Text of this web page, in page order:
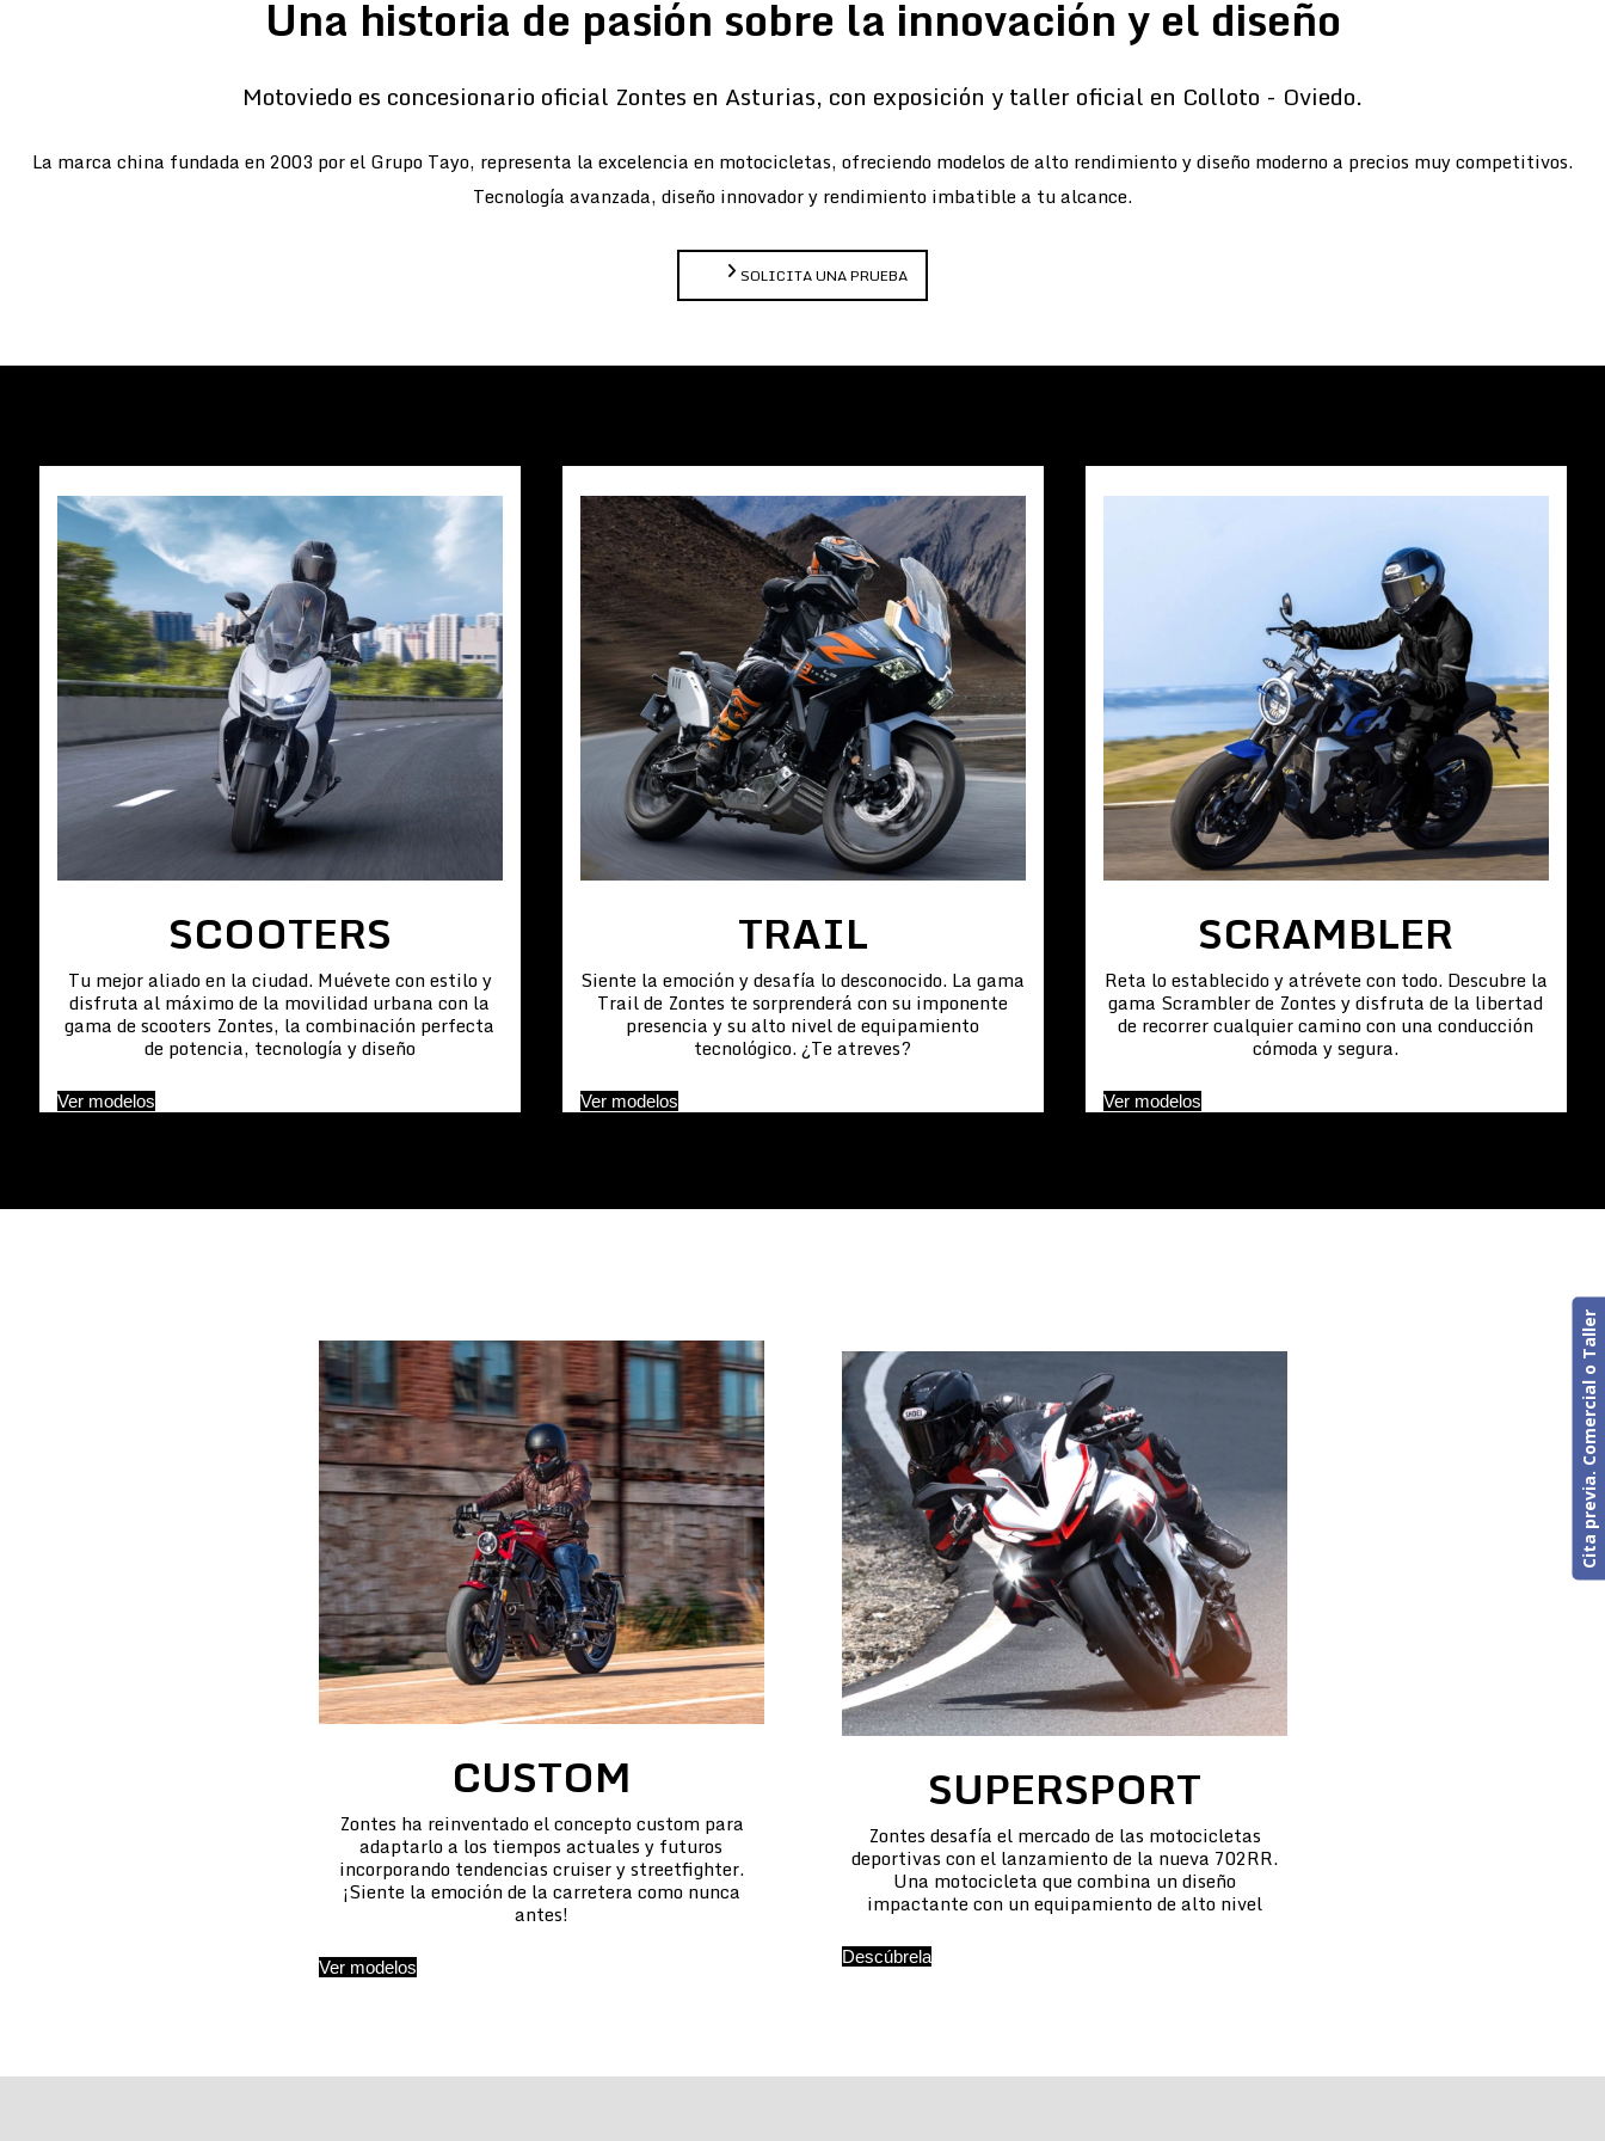
Una historia de pasión sobre la innovación y el diseño
Motoviedo es concesionario oficial Zontes en Asturias, con exposición y taller oficial en Colloto - Oviedo.
La marca china fundada en 2003 por el Grupo Tayo, representa la excelencia en motocicletas, ofreciendo modelos de alto rendimiento y diseño moderno a precios muy competitivos.
Tecnología avanzada, diseño innovador y rendimiento imbatible a tu alcance.
SOLICITA UNA PRUEBA
SCOOTERS
Tu mejor aliado en la ciudad. Muévete con estilo y
disfruta al máximo de la movilidad urbana con la
gama de scooters Zontes, la combinación perfecta
de potencia, tecnología y diseño
Ver modelos
TRAIL
Siente la emoción y desafía lo desconocido. La gama
Trail de Zontes te sorprenderá con su imponente
presencia y su alto nivel de equipamiento
tecnológico. ¿Te atreves?
Ver modelos
SCRAMBLER
Reta lo establecido y atrévete con todo. Descubre la
gama Scrambler de Zontes y disfruta de la libertad
de recorrer cualquier camino con una conducción
cómoda y segura.
Ver modelos
CUSTOM
Zontes ha reinventado el concepto custom para
adaptarlo a los tiempos actuales y futuros
incorporando tendencias cruiser y streetfighter.
¡Siente la emoción de la carretera como nunca
antes!
Ver modelos
SUPERSPORT
Zontes desafía el mercado de las motocicletas
deportivas con el lanzamiento de la nueva 702RR.
Una motocicleta que combina un diseño
impactante con un equipamiento de alto nivel
Descúbrela
Cita previa. Comercial o Taller